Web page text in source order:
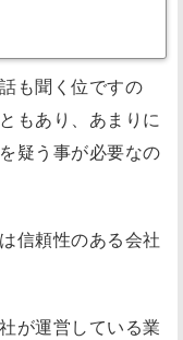
も聞く位ですの
もあり、あまりに
疑う事が必要なの
信頼性のある会社
が運営している業